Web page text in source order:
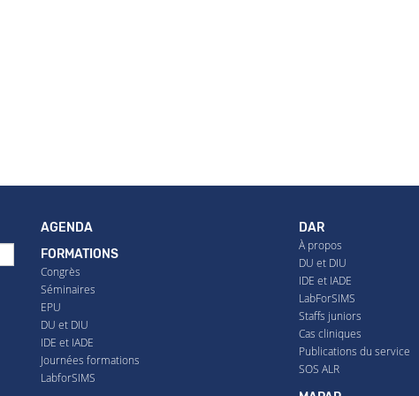
AGENDA
FORMATIONS
Congrès
Séminaires
EPU
DU et DIU
IDE et IADE
Journées formations
LabforSIMS
DAR
À propos
DU et DIU
IDE et IADE
LabForSIMS
Staffs juniors
Cas cliniques
Publications du service
SOS ALR